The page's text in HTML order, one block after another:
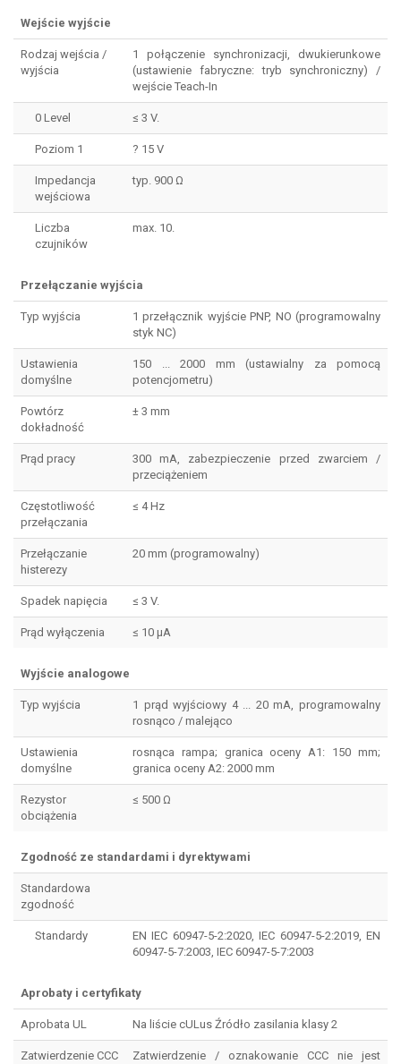
Wejście wyjście
Rodzaj wejścia /
wyjścia
1 połączenie synchronizacji, dwukierunkowe
(ustawienie fabryczne: tryb synchroniczny) /
wejście Teach-In
0 Level ≤ 3 V.
Poziom 1 ? 15 V
Impedancja
wejściowa
typ. 900 Ω
Liczba
czujników
max. 10.
Przełączanie wyjścia
Typ wyjścia
1 przełącznik wyjście PNP, NO (programowalny
styk NC)
Ustawienia
domyślne
150 ... 2000 mm (ustawialny za pomocą
potencjometru)
Powtórz
dokładność
± 3 mm
Prąd pracy
300 mA, zabezpieczenie przed zwarciem /
przeciążeniem
Częstotliwość
przełączania
≤ 4 Hz
Przełączanie
histerezy
20 mm (programowalny)
Spadek napięcia ≤ 3 V.
Prąd wyłączenia ≤ 10 µA
Wyjście analogowe
Typ wyjścia
1 prąd wyjściowy 4 ... 20 mA, programowalny
rosnąco / malejąco
Ustawienia
domyślne
rosnąca rampa; granica oceny A1: 150 mm;
granica oceny A2: 2000 mm
Rezystor
obciążenia
≤ 500 Ω
Zgodność ze standardami i dyrektywami
Standardowa
zgodność
Standardy
EN IEC 60947-5-2:2020, IEC 60947-5-2:2019, EN
60947-5-7:2003, IEC 60947-5-7:2003
Aprobaty i certyfikaty
Aprobata UL Na liście cULus Źródło zasilania klasy 2
Zatwierdzenie CCC
Zatwierdzenie / oznakowanie CCC nie jest